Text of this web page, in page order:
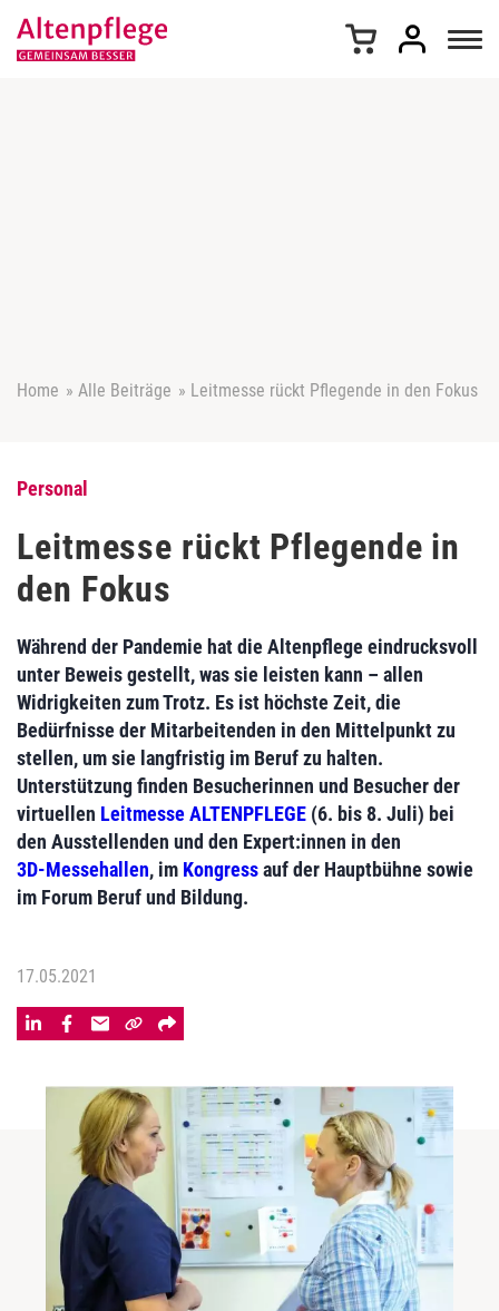
Home » Alle Beiträge » Leitmesse rückt Pflegende in den Fokus
Personal
Leitmesse rückt Pflegende in
den Fokus
Während der Pandemie hat die Altenpflege eindrucksvoll
unter Beweis gestellt, was sie leisten kann – allen
Widrigkeiten zum Trotz. Es ist höchste Zeit, die
Bedürfnisse der Mitarbeitenden in den Mittelpunkt zu
stellen, um sie langfristig im Beruf zu halten.
Unterstützung finden Besucherinnen und Besucher der
virtuellen Leitmesse ALTENPFLEGE (6. bis 8. Juli) bei
den Ausstellenden und den Expert:innen in den
3D-Messehallen, im Kongressauf der Hauptbühne sowie
im Forum Beruf und Bildung.
17.05.2021